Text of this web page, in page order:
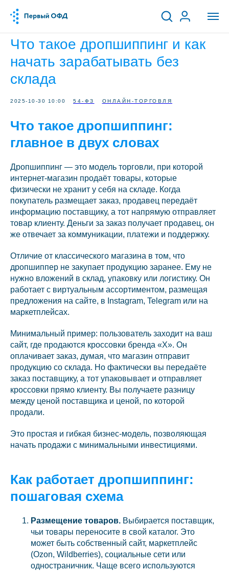
Что такое дропшиппинг и как
начать зарабатывать без
склада
2025-10-30 10:00 54-ФЗ ОНЛАЙН-ТОРГОВЛЯ
Что такое дропшиппинг:
главное в двух словах
Дропшиппинг — это модель торговли, при которой
интернет-магазин продаёт товары, которые
физически не хранит у себя на складе. Когда
покупатель размещает заказ, продавец передаёт
информацию поставщику, а тот напрямую отправляет
товар клиенту. Деньги за заказ получает продавец, он
же отвечает за коммуникации, платежи и поддержку.
Отличие от классического магазина в том, что
дропшиппер не закупает продукцию заранее. Ему не
нужно вложений в склад, упаковку или логистику. Он
работает с виртуальным ассортиментом, размещая
предложения на сайте, в Instagram, Telegram или на
маркетплейсах.
Минимальный пример: пользователь заходит на ваш
сайт, где продаются кроссовки бренда «X». Он
оплачивает заказ, думая, что магазин отправит
продукцию со склада. Но фактически вы передаёте
заказ поставщику, а тот упаковывает и отправляет
кроссовки прямо клиенту. Вы получаете разницу
между ценой поставщика и ценой, по которой
продали.
Это простая и гибкая бизнес-модель, позволяющая
начать продажи с минимальными инвестициями.
Как работает дропшиппинг:
пошаговая схема
Размещение товаров. Выбирается поставщик,
чьи товары переносите в свой каталог. Это
может быть собственный сайт, маркетплейс
(Ozon, Wildberries), социальные сети или
одностраничник. Чаще всего используются